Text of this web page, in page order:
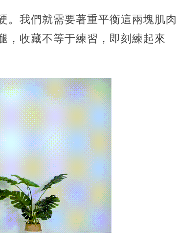
。我們就需要著重平衡這兩塊肌肉
，收藏不等于練習，即刻練起來